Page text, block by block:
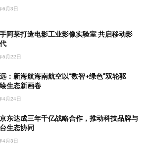
6月3日
阿莱打造电影工业影像实验室 共启移动影
5月22日
：新海航海南航空以“数智+绿色”双轮驱
生态新画卷
4月24日
东达成三年千亿战略合作，推动科技品牌与
生态协同
4月3日